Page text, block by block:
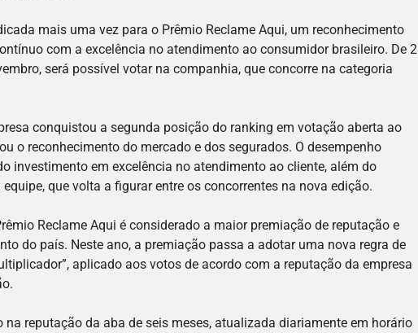
mais uma vez para o Prêmio Reclame Aqui, um reconhecimento
com a excelência no atendimento ao consumidor brasileiro. De 2
será possível votar na companhia, que concorre na categoria
conquistou a segunda posição do ranking em votação aberta ao
o reconhecimento do mercado e dos segurados. O desempenho
investimento em excelência no atendimento ao cliente, além do
que volta a figurar entre os concorrentes na nova edição.
Reclame Aqui é considerado a maior premiação de reputação e
do país. Neste ano, a premiação passa a adotar uma nova regra de
aplicado aos votos de acordo com a reputação da empresa
na reputação da aba de seis meses, atualizada diariamente em horário